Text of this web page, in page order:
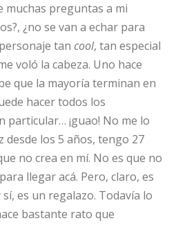
muchas preguntas a mi
¿no se van a echar para
tan cool, tan especial
voló la cabeza. Uno hace
que la mayoría terminan en
hacer todos los
particular… ¡guao! No me lo
desde los 5 años, tengo 27
no crea en mí. No es que no
llegar acá. Pero, claro, es
es un regalazo. Todavía lo
bastante rato que